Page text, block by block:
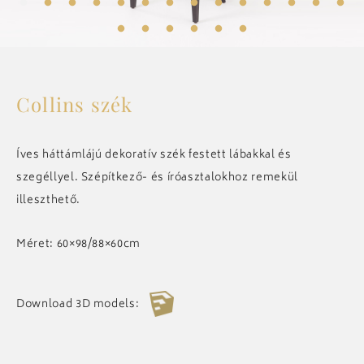
KIEGÉSZÍTŐK
CSILLÁROK
REFERENCIÁK
Collins szék
Íves háttámlájú dekoratív szék festett lábakkal és
szegéllyel. Szépítkező- és íróasztalokhoz remekül
illeszthető.
Méret: 60×98/88×60cm
Download 3D models: